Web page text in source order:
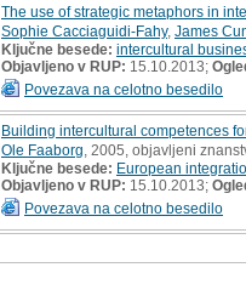
The use of strategic metaphors in
Sophie Cacciaguidi-Fahy, James
Ključne besede: intercultural
Objavljeno v RUP: 15.10.2013;
Povezava na celotno besedilo
Building intercultural competences
Ole Faaborg , 2005, objavljeni
Ključne besede: European
Objavljeno v RUP: 15.10.2013;
Povezava na celotno besedilo